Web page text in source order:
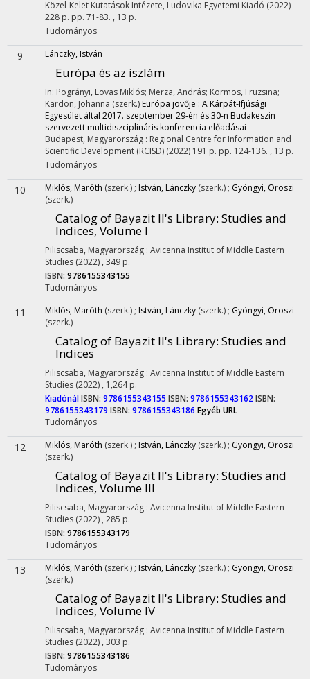
Közel-Kelet Kutatások Intézete, Ludovika Egyetemi Kiadó (2022)
228 p. pp. 71-83. , 13 p.
Tudományos
9 Lánczky, István
Európa és az iszlám
In: Pogrányi, Lovas Miklós; Merza, András; Kormos, Fruzsina;
Kardon, Johanna (szerk.) Európa jövője : A Kárpát-Ifjúsági
Egyesület által 2017. szeptember 29-én és 30-n Budakeszin
szervezett multidiszciplináris konferencia előadásai
Budapest, Magyarország : Regional Centre for Information and
Scientific Development (RCISD) (2022) 191 p. pp. 124-136. , 13 p.
Tudományos
10 Miklós, Maróth (szerk.) ; István, Lánczky (szerk.) ; Gyöngyi, Oroszi
(szerk.)
Catalog of Bayazit II's Library: Studies and
Indices, Volume I
Piliscsaba, Magyarország : Avicenna Institut of Middle Eastern
Studies (2022) , 349 p.
ISBN: 9786155343155
Tudományos
11 Miklós, Maróth (szerk.) ; István, Lánczky (szerk.) ; Gyöngyi, Oroszi
(szerk.)
Catalog of Bayazit II's Library: Studies and
Indices
Piliscsaba, Magyarország : Avicenna Institut of Middle Eastern
Studies (2022) , 1,264 p.
KiadónálISBN: 9786155343155 ISBN: 9786155343162ISBN:
9786155343179 ISBN: 9786155343186 Egyéb URL
Tudományos
12 Miklós, Maróth (szerk.) ; István, Lánczky (szerk.) ; Gyöngyi, Oroszi
(szerk.)
Catalog of Bayazit II's Library: Studies and
Indices, Volume III
Piliscsaba, Magyarország : Avicenna Institut of Middle Eastern
Studies (2022) , 285 p.
ISBN: 9786155343179
Tudományos
13 Miklós, Maróth (szerk.) ; István, Lánczky (szerk.) ; Gyöngyi, Oroszi
(szerk.)
Catalog of Bayazit II's Library: Studies and
Indices, Volume IV
Piliscsaba, Magyarország : Avicenna Institut of Middle Eastern
Studies (2022) , 303 p.
ISBN: 9786155343186
Tudományos